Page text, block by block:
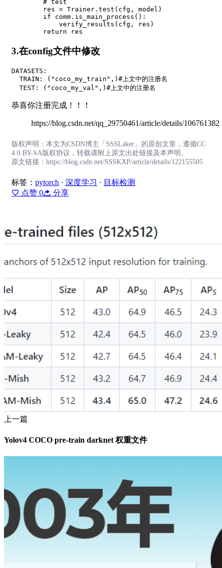
# test
        res
= Trainer . test ( cfg , model )
if comm . is_main_process ( ) :
            verify_results
( cfg , res )
return
3.在config文件中修改
DATASETS :
  TRAIN
: ( "coco_my_train" , ) #上文中的注册名
  TEST
: ( "coco_my_val" , ) #上文中的注册名
恭喜你注册完成！！！
https://blog.csdn.net/qq_29750461/article/details/106761382
版权声明：本文为CSDN博主「SSSLaker」的原创文章，遵循CC
4.0 BY-SA版权协议，转载请附上原文出处链接及本声明。
原文链接：https://blog.csdn.net/SSSKXP/article/details/122155505
标签： pytorch · 深度学习 · 目标检测
点赞 0 分享
上一篇
Yolov4 COCO pre-train darknet 权重文件